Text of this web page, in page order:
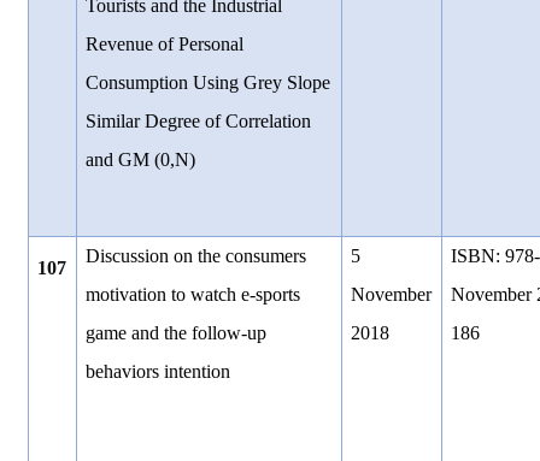
Tourists and the Industrial
Revenue of Personal
Consumption Using Grey Slope
Similar Degree of Correlation
and GM (0,N)
107
Discussion on the consumers
motivation to watch e-sports
game and the follow-up
behaviors intention
5
November
2018
ISBN:
November
186